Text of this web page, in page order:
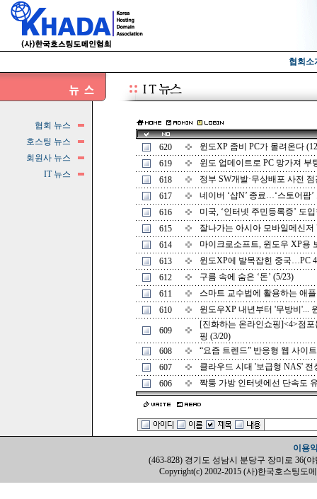
협회소
협회 뉴스
호스팅 뉴스
회원사 뉴스
IT 뉴스
620
윈도XP 좀비 PC가 몰려온다
619
윈도 업데이트로 PC 망가져
618
정부 SW개발·무상배포 사전
617
네이버 ‘샵N’ 종료…‘스토어팜’
616
미국, ‘인터넷 주민등록증’ 도
615
잘나가는 아시아 모바일메신
614
마이크로소프트, 윈도우 XP용
613
윈도XP에 발목잡힌 중국…PC
612
구름 속에 숨은 ‘돈’ (5/23)
611
스마트 교수법에 활용하는 애
610
윈도우XP 내년부터 '무방비'...
609
[진화하는 온라인쇼핑]<4>점
핑 (3/20)
608
“요즘 트렌드” 반응형 웹 사이
607
클라우드 시대 '보급형 NAS' 전
606
짝퉁 가방 인터넷에선 단속도
이용
(463-828) 경기도 성남시 분당구 장미로 36(
Copyright(c) 2002-2015 (사)한국호스팅도